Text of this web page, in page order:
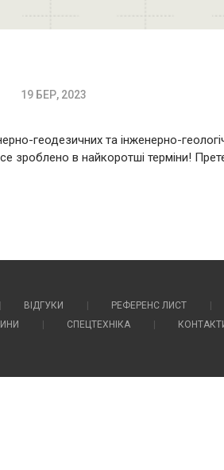
19 БЕР, 2023
геодезичних та інженерно-
зроблено в найкоротші терміни!
ВІДГУКИ РЕФЕРЕНС ЛИСТ
СПЕЦТЕХНІКА